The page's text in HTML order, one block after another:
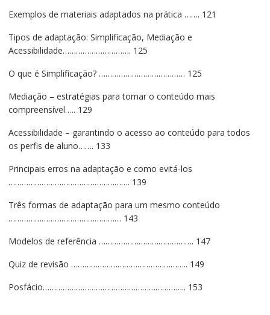
Exemplos de materiais adaptados na prática ……. 121
Tipos de adaptação: Simplificação, Mediação e
Acessibilidade…………………………. 125
O que é Simplificação? ………………………………… 125
Mediação – estratégias para tornar o conteúdo mais
compreensível….. 129
Acessibilidade – garantindo o acesso ao conteúdo para todos
os perfis de aluno……. 133
Principais erros na adaptação e como evitá-los
………………………………………………. 139
Três formas de adaptação para um mesmo conteúdo
…………………………………………… 143
Modelos de referência ……………………………………. 147
Quiz de revisão …………………………………………….. 149
Posfácio……………………………………………………….. 153